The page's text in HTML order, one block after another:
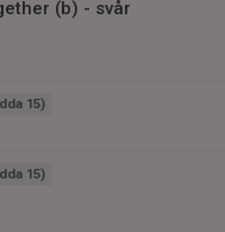
(b) - svår
15)
15)